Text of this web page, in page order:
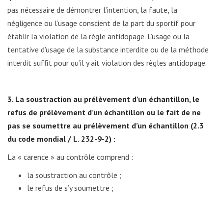
pas nécessaire de démontrer l’intention, la faute, la
négligence ou l’usage conscient de la part du sportif pour
établir la violation de la règle antidopage. L’usage ou la
tentative d’usage de la substance interdite ou de la méthode
interdit suffit pour qu’il y ait violation des règles antidopage.
3. La soustraction au prélèvement d’un échantillon, le
refus de prélèvement d’un échantillon ou le fait de ne
pas se soumettre au prélèvement d’un échantillon (2.3
du code mondial / L. 232-9-2) :
La « carence » au contrôle comprend :
la soustraction au contrôle ;
le refus de s’y soumettre ;